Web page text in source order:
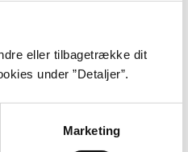
eller tilbagetrække dit
under ”Detaljer”.
Marketing